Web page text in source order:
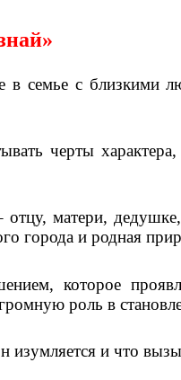
семье с близкими
черты
матери,
и родная
которое
роль в
изумляется и что